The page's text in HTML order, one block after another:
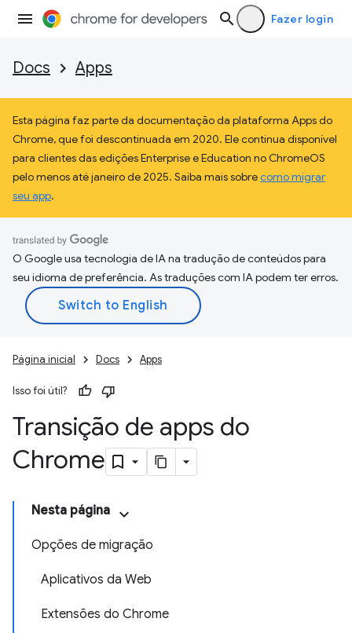
Fazer login
Docs Apps
Esta página faz parte da documentação da plataforma Apps do
Chrome, que foi descontinuada em 2020. Ele continua disponível
para clientes das edições Enterprise e Education no ChromeOS
pelo menos até janeiro de 2025. Saiba mais sobrecomo migrar
seu app.
O Google usa tecnologia de IA na tradução de conteúdos para
seu idioma de preferência. As traduções com IA podem ter erros.
Página inicial Docs Apps
Isso foi útil?
Transição de apps do
Chrome
Nesta página
Opções de migração
Aplicativos da Web
Extensões do Chrome